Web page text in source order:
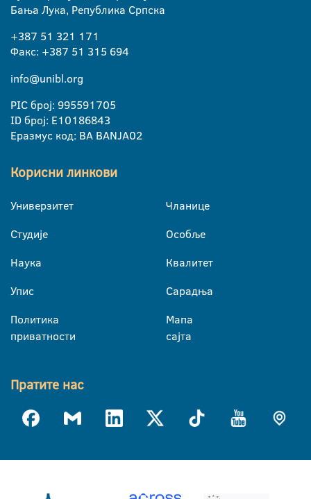
Бања Лука, Република Српска
+387 51 321 171
Факс: +387 51 315 694
info@unibl.org
PIC број: 995591705
ID број: E10186843
Еразмус код: BA BANJA02
Корисни линкови
Универзитет
Студије
Наука
Упис
Политика
приватности
Чланице
Особље
Квалитет
Сарадња
Мапа
сајта
Пратите нас